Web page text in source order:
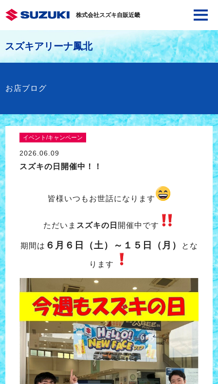
株式会社スズキ自販近畿
スズキアリーナ鳳北
お店ブログ
イベント/キャンペーン
2026.06.09
スズキの日開催中！！
皆様いつもお世話になります
ただいま スズキの日 開催中です
期間は ６月６日（土）～１５日（月） とな
ります